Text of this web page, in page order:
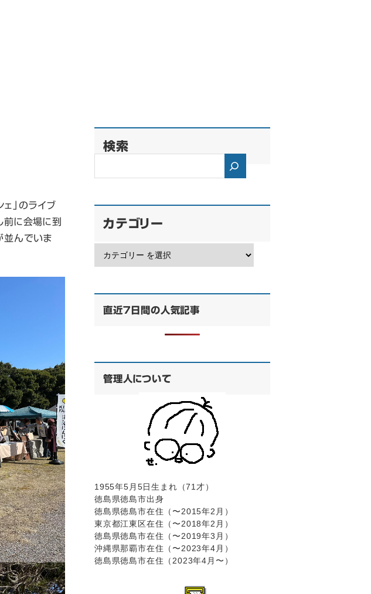
」のライブ
に会場に到
並んでいま
検索
カテゴリー
直近７日間の人気記事
管理人について
1955年5月5日生まれ（71才）
徳島県徳島市出身
徳島県徳島市在住（〜2015年2月）
東京都江東区在住（〜2018年2月）
徳島県徳島市在住（〜2019年3月）
沖縄県那覇市在住（〜2023年4月）
徳島県徳島市在住（2023年4月〜）